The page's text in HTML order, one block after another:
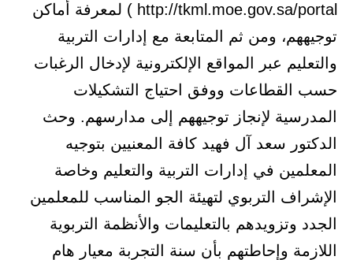
http://tkml.moe.gov.sa/portal ) لمعرفة أماكن
توجيههم، ومن ثم المتابعة مع إدارات التربية
والتعليم عبر المواقع الإلكترونية لإدخال الرغبات
حسب القطاعات ووفق احتياج التشكيلات
المدرسية لإنجاز توجيههم إلى مدارسهم. وحث
الدكتور سعد آل فهيد كافة المعنيين بتوجيه
المعلمين في إدارات التربية والتعليم وخاصة
الإشراف التربوي لتهيئة الجو المناسب للمعلمين
الجدد وتزويدهم بالتعليمات والأنظمة التربوية
اللازمة وإحاطتهم بأن سنة التجربة معيار هام